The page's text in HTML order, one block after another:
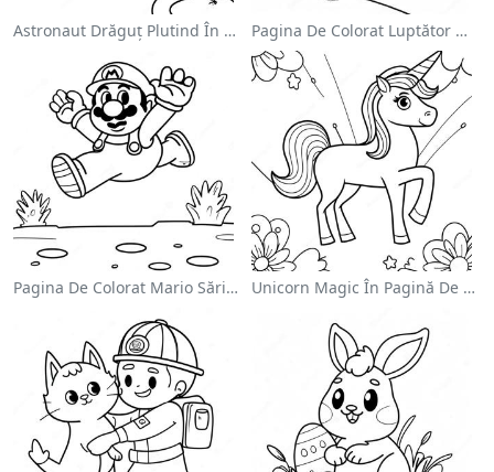
Astronaut Drăguț Plutind În Spațiu - Pagina De Colorat Pagina De Colorat Luptător Wwe Sărind Pe Inamic
Pagina De Colorat Mario Sărind Peste Goombas Unicorn Magic În Pagină De Colorat Cu Curcubeu